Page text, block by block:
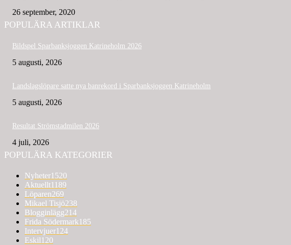
26 september, 2020
POPULÄRA ARTIKLAR
Bildspel Sparbanksjoggen Katrineholm 2026
5 augusti, 2026
Landslagslöpare satte nya banrekord i Sparbanksjoggen Katrineholm
5 augusti, 2026
Resultat Strömstadmilen 2026
4 juli, 2026
POPULÄRA KATEGORIER
Nyheter1520
Aktuellt1189
Löparen269
Mikael Tisjö238
Blogginlägg214
Frida Södermark185
Intervjuer124
Eskil120